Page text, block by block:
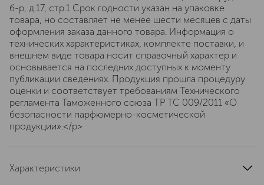
б-р, д.17, cтр.1 Срок годности указан на упаковке
товара, но составляет не менее шести месяцев с даты
оформления заказа данного товара. Информация о
технических характеристиках, комплекте поставки, и
внешнем виде товара носит справочный характер и
основывается на последних доступных к моменту
публикации сведениях. Продукция прошла процедуру
оценки и соответствует требованиям Технического
регламента Таможенного союза ТР ТС 009/2011 «О
безопасности парфюмерно-косметической
продукции».</p>
Характеристики